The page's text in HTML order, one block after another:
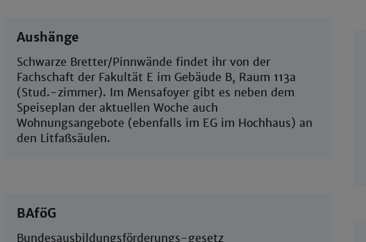
Aushänge
Schwarze Bretter/Pinnwände findet ihr von der
Fachschaft der Fakultät E im Gebäude B, Raum 113a
(Stud.-zimmer). Im Mensafoyer gibt es neben dem
Speiseplan der aktuellen Woche auch
Wohnungsangebote (ebenfalls im EG im Hochhaus) an
den Litfaßsäulen.
BAföG
Bundesausbildungsförderungs-gesetz